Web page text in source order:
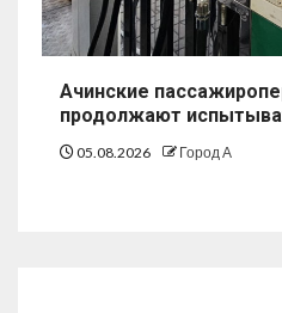
Ачинские
продолжают
05.08.2026 Город А